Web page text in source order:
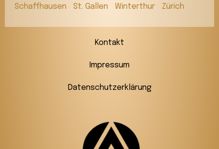
Schaffhausen
St. Gallen Winterthur Zürich
Kontakt
Impressum
Datenschutzerklärung